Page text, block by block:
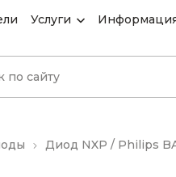
Услуги
Диод NXP / Philips